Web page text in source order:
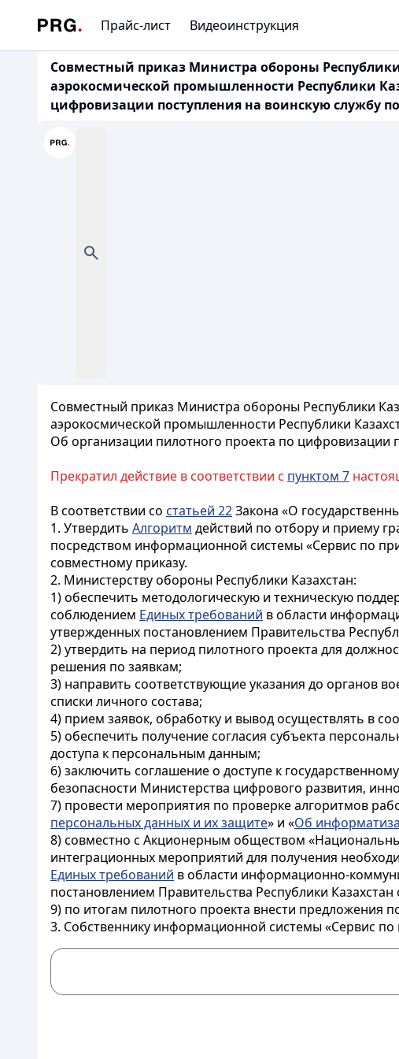
Прайс-лист Видеоинструкция
Совместный приказ Министра обороны
аэрокосмической промышленности Республики
цифровизации поступления на воинскую службу
Совместный приказ Министра обороны Республики
аэрокосмической промышленности Республики
Об организации пилотного проекта по цифровизации
Прекратил действие в соответствии с пунктом 7
В соответствии со статьей 22Закона «О
1. Утвердить Алгоритм действий по отбору и приему
посредством информационной системы «Сервис по
совместному приказу.
2. Министерству обороны Республики Казахстан:
1) обеспечить методологическую и техническую
соблюдением Единых требований в области
утвержденных постановлением Правительства
2) утвердить на период пилотного проекта для
решения по заявкам;
3) направить соответствующие указания до органов
списки личного состава;
4) прием заявок, обработку и вывод осуществлять в
5) обеспечить получение согласия субъекта
доступа к персональным данным;
6) заключить соглашение о доступе к
безопасности Министерства цифрового развития,
7) провести мероприятия по проверке алгоритмов
персональных данных и их защите» и «Об
8) совместно с Акционерным обществом
интеграционных мероприятий для получения
Единых требований в области информационно-
постановлением Правительства Республики
9) по итогам пилотного проекта внести предложения
3. Собственнику информационной системы «Сервис по